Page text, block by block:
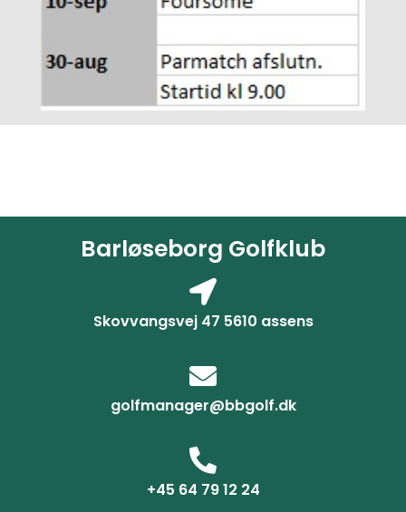
Barløseborg Golfklub
Skovvangsvej 47 5610 assens
golfmanager@bbgolf.dk
+45 64 79 12 24